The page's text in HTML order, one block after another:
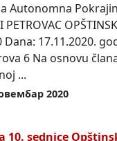
Autonomna
PETROVAC
Dana: 17.11.2020.
6 Na osnovu
...
2020
10. sednice